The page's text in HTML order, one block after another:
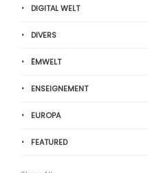
DIGITAL WELT
DIVERS
ËMWELT
ENSEIGNEMENT
EUROPA
FEATURED